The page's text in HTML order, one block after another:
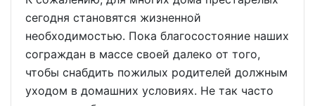
сегодня становятся жизненной
необходимостью. Пока благосостояние наших
сограждан в массе своей далеко от того,
чтобы снабдить пожилых родителей должным
уходом в домашних условиях. Не так часто